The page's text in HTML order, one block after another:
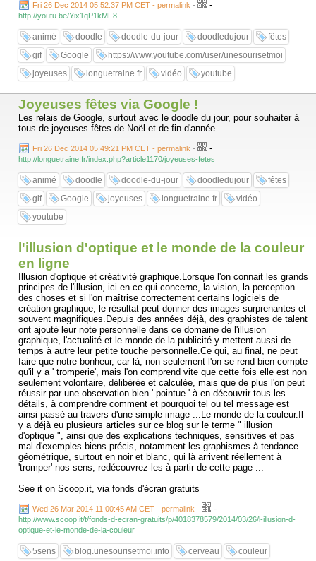
Fri 26 Dec 2014 05:52:37 PM CET - permalink - -
http://youtu.be/Yix1qP1kMF8
animé doodle doodle-du-jour doodledujour
fêtes
gif
Google
https://www.youtube.com/user/unesourisetmoi
joyeuses
longuetraine.fr vidéo youtube
Joyeuses fêtes via Google !
Les relais de Google, surtout avec le doodle du jour, pour souhaiter à
tous de joyeuses fêtes de Noël et de fin d'année ...
Fri 26 Dec 2014 05:49:21 PM CET - permalink - -
http://longuetraine.fr/index.php?article1170/joyeuses-fetes
animé doodle doodle-du-jour doodledujour
fêtes
gif
Google joyeuses longuetraine.fr
vidéo
youtube
l'illusion d'optique et le monde de la couleur
en ligne
Illusion d'optique et créativité graphique.Lorsque l'on connait les grands
principes de l'illusion, ici en ce qui concerne, la vision, la perception
des choses et si l'on maîtrise correctement certains logiciels de
création graphique, le résultat peut donner des images surprenantes et
souvent magnifiques.Depuis des années déjà, des graphistes de talent
ont ajouté leur note personnelle dans ce domaine de l'illusion
graphique, l'actualité et le monde de la publicité y mettent aussi de
temps à autre leur petite touche personnelle.Ce qui, au final, ne peut
faire que notre bonheur, car là, non seulement l'on se rend bien compte
qu'il y a ' tromperie', mais l'on comprend vite que cette fois elle est non
seulement volontaire, délibérée et calculée, mais que de plus l'on peut
réussir par une observation bien ' pointue ' à en découvrir tous les
détails, à comprendre comment et pourquoi tel ou tel message est
ainsi passé au travers d'une simple image ...Le monde de la couleur.Il
y a déjà eu plusieurs articles sur ce blog sur le terme " illusion
d'optique ", ainsi que des explications techniques, sensitives et pas
mal d'exemples biens précis, notamment les graphismes à tendance
géométrique, surtout en noir et blanc, qui là arrivent réellement à
'tromper' nos sens, redécouvrez-les à partir de cette page ...
See it on Scoop.it, via fonds d'écran gratuits
Wed 26 Mar 2014 11:00:45 AM CET - permalink - -
http://www.scoop.it/t/fonds-d-ecran-gratuits/p/4018378579/2014/03/26/l-illusion-d-
optique-et-le-monde-de-la-couleur
5sens blog.unesourisetmoi.info cerveau
couleur